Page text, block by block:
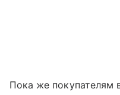
Пока же покупателям